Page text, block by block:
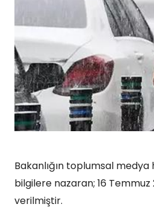
Bakanlığın toplumsal medya
bilgilere nazaran; 16
verilmiştir.